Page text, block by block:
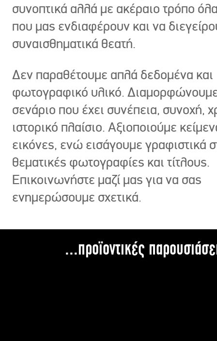
συνοπτικά αλλά με ακέραιο τρόπο
που μας ενδιαφέρουν και να
συναισθηματικά θεατή.
Δεν παραθέτουμε απλά δεδομένα και
φωτογραφικό υλικό.
σενάριο που έχει συνέπεια, συνοχή,
ιστορικό πλαίσιο. Αξιοποιούμε
εικόνες, ενώ εισάγουμε γραφιστικά
θεματικές φωτογραφίες και τίτλους.
Επικοινωνήστε μαζί μας για να σας
ενημερώσουμε σχετικά.
...προϊοντικές